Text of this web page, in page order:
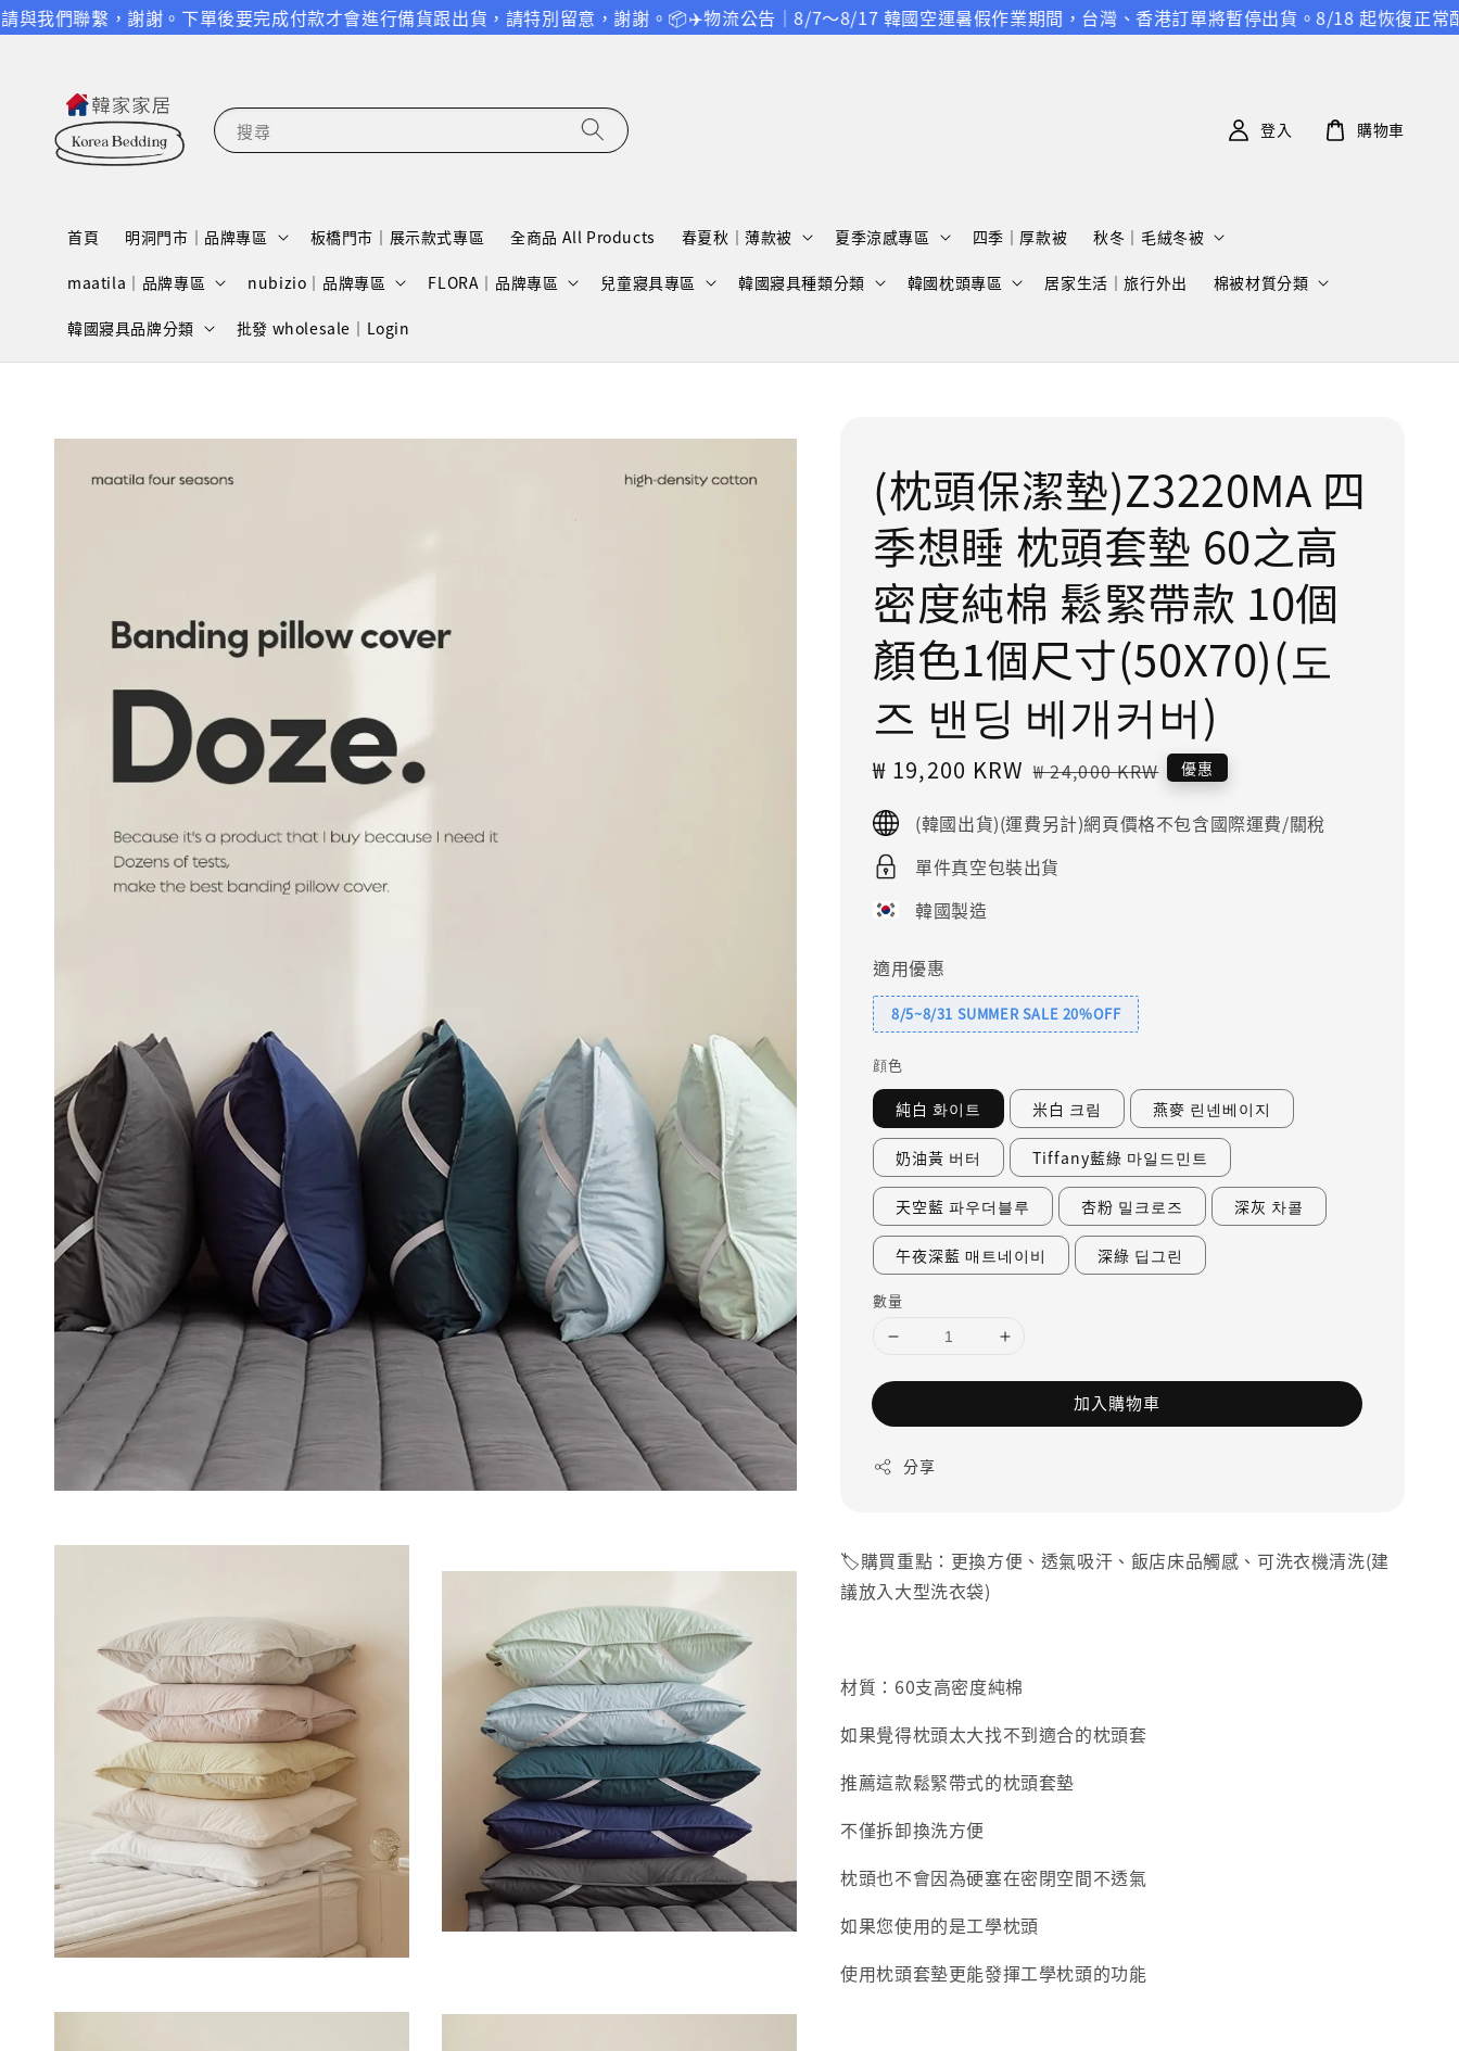
，謝謝。下單後要完成付款才會進行備貨跟出貨，請特別留意，謝謝。📦✈️物流公告｜8/7～8/17 韓國空運暑假作業期間，台灣、香港訂單將暫停出貨。8/18 起恢復正常配送，期
搜尋
首頁 明洞門市｜品牌專區 板橋門市｜展示款式專區 全商品 All Products 春夏秋｜薄款被 夏季涼感專區 四季｜厚款被 秋冬｜毛絨冬被
maatila｜品牌專區 nubizio｜品牌專區 FLORA｜品牌專區 兒童寢具專區 韓國寢具種類分類 韓國枕頭專區 居家生活｜旅行外出 棉被材質分類
韓國寢具品牌分類 批發 wholesale｜Login
登入 購物車
(枕頭保潔墊)Z3220MA 四
季想睡 枕頭套墊 60之高
密度純棉 鬆緊帶款 10個
顏色1個尺寸(50X70)(도
즈 밴딩 베개커버)
Sale
price
₩ 19,200 KRW Regular
₩ 24,000 KRW 優惠
(韓國出貨)(運費另計)網頁價格不包含國際運費/關稅
單件真空包裝出貨
韓國製造
適用優惠
8/5~8/31 SUMMER SALE 20%OFF
顔色
純白 화이트 米白 크림 燕麥 린넨베이지
奶油黃 버터 Tiffany藍綠 마일드민트
天空藍 파우더블루 杏粉 밀크로즈 深灰 차콜
午夜深藍 매트네이비 深綠 딥그린
數量
加入購物車
分享
🏷購買重點：更換方便、透氣吸汗、飯店床品觸感、可洗衣機清洗(建
議放入大型洗衣袋)
材質：60支高密度純棉
如果覺得枕頭太大找不到適合的枕頭套
推薦這款鬆緊帶式的枕頭套墊
不僅拆卸換洗方便
枕頭也不會因為硬塞在密閉空間不透氣
如果您使用的是工學枕頭
使用枕頭套墊更能發揮工學枕頭的功能